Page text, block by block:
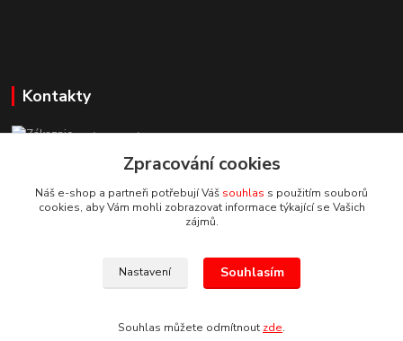
Kontakty
Zákaznická podpora StuhyLevně.cz
+420 725 618 353
(Po-Pá, 8-16 hod.)
adamoliver@seznam.cz
Zpracování cookies
Náš e-shop a partneři potřebují Váš souhlas s použitím souborů
cookies, aby Vám mohli zobrazovat informace týkající se Vašich
zájmů.
Nastavení Souhlasím
Souhlas můžete odmítnout zde.